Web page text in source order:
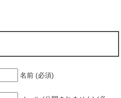
名前 (必須)